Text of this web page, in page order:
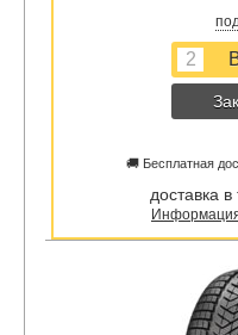
🚚 Бесплатная
доставка в